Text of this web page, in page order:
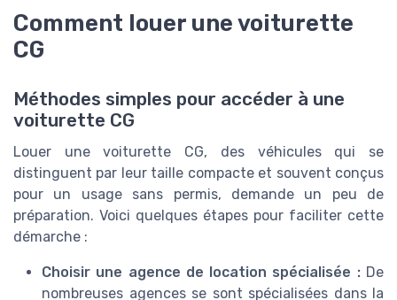
Comment louer une voiturette
CG
Méthodes simples pour accéder à une
voiturette CG
Louer une voiturette CG, des véhicules qui se
distinguent par leur taille compacte et souvent conçus
pour un usage sans permis, demande un peu de
préparation. Voici quelques étapes pour faciliter cette
démarche :
Choisir une agence de location spécialisée :De
nombreuses agences se sont spécialisées dans la